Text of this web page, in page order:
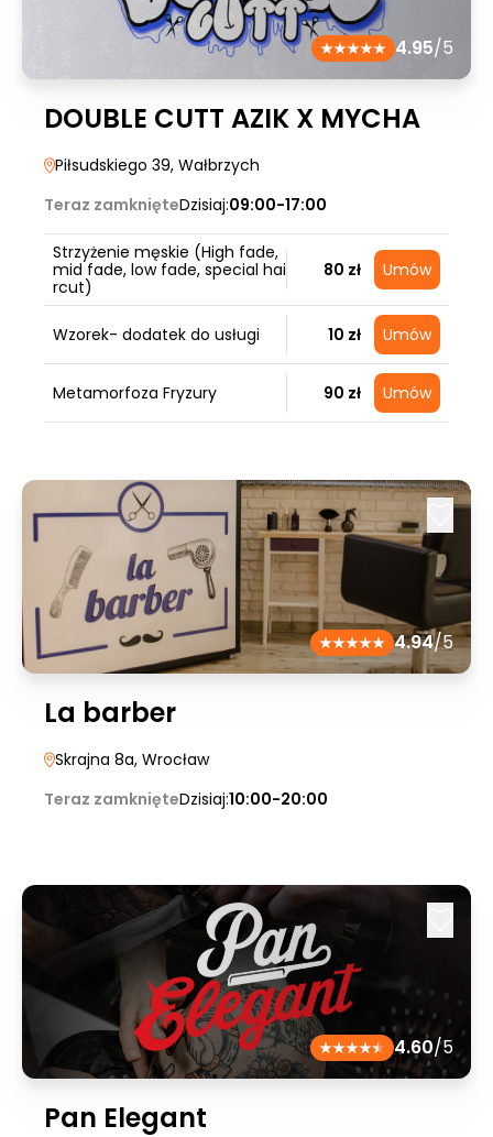
4.95/5
DOUBLE CUTT AZIK X MYCHA
Piłsudskiego 39, Wałbrzych
Teraz zamknięteDzisiaj:09:00-17:00
Strzyżenie męskie (High fade,
mid fade, low fade, special hai
rcut)
80 zł Umów
Wzorek- dodatek do usługi 10 zł Umów
Metamorfoza Fryzury 90 zł Umów
4.94/5
La barber
Skrajna 8a, Wrocław
Teraz zamknięteDzisiaj:10:00-20:00
4.60/5
Pan Elegant